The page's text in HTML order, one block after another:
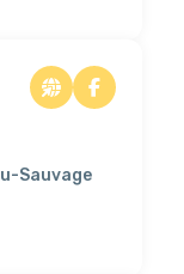
Sauvage